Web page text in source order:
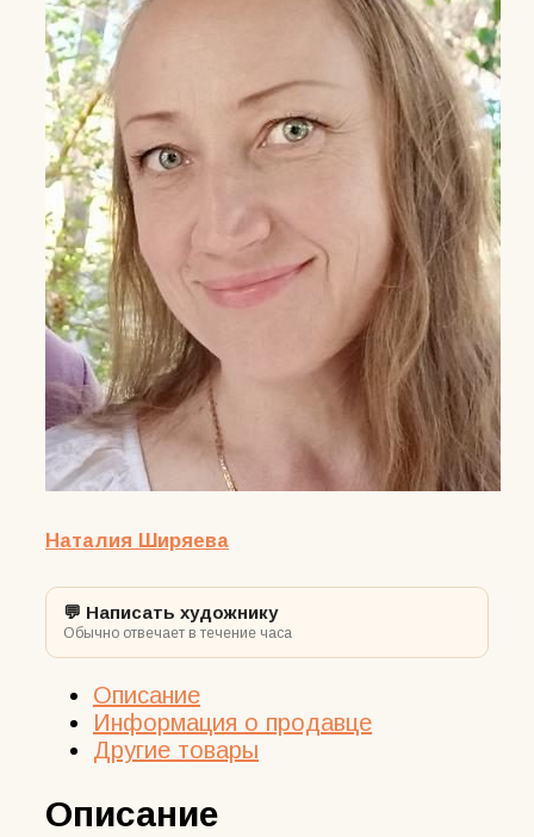
Наталия Ширяева
💬 Написать художнику
Обычно отвечает в течение часа
Описание
Информация о продавце
Другие товары
Описание